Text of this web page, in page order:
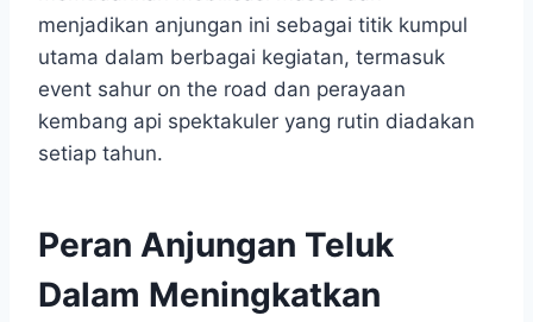
menjadikan anjungan ini sebagai titik kumpul
utama dalam berbagai kegiatan, termasuk
event sahur on the road dan perayaan
kembang api spektakuler yang rutin diadakan
setiap tahun.
Peran Anjungan Teluk
Dalam Meningkatkan